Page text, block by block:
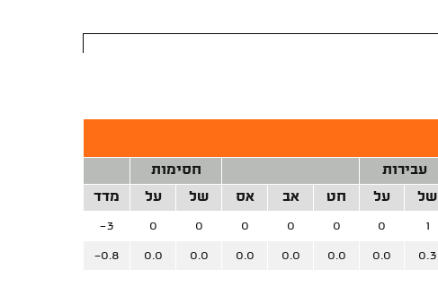
עבירות
חסימות
של על חט אב אס של על מדד
1
0
0
0
0
0
0
-3
0.3
0.0
0.0
0.0
0.0
0.0
0.0
-0.8